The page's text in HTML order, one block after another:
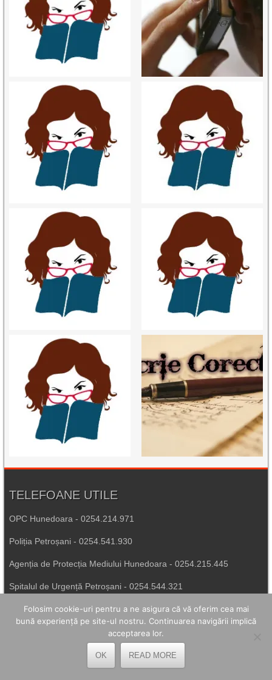
TELEFOANE UTILE
OPC Hunedoara - 0254.214.971
Poliția Petroșani - 0254.541.930
Agenția de Protecția Mediului Hunedoara - 0254.215.445
Spitalul de Urgență Petroșani - 0254.544.321
Număr Unic de Urgență - 112
LEGĂTURI UTILE
Prefectura Hunedoara
Folosim cookie-uri pentru a ne asigura că vă oferim cea mai
bună experiență pe site-ul nostru. Continuarea navigării implică
acceptarea lor.
OK READ MORE